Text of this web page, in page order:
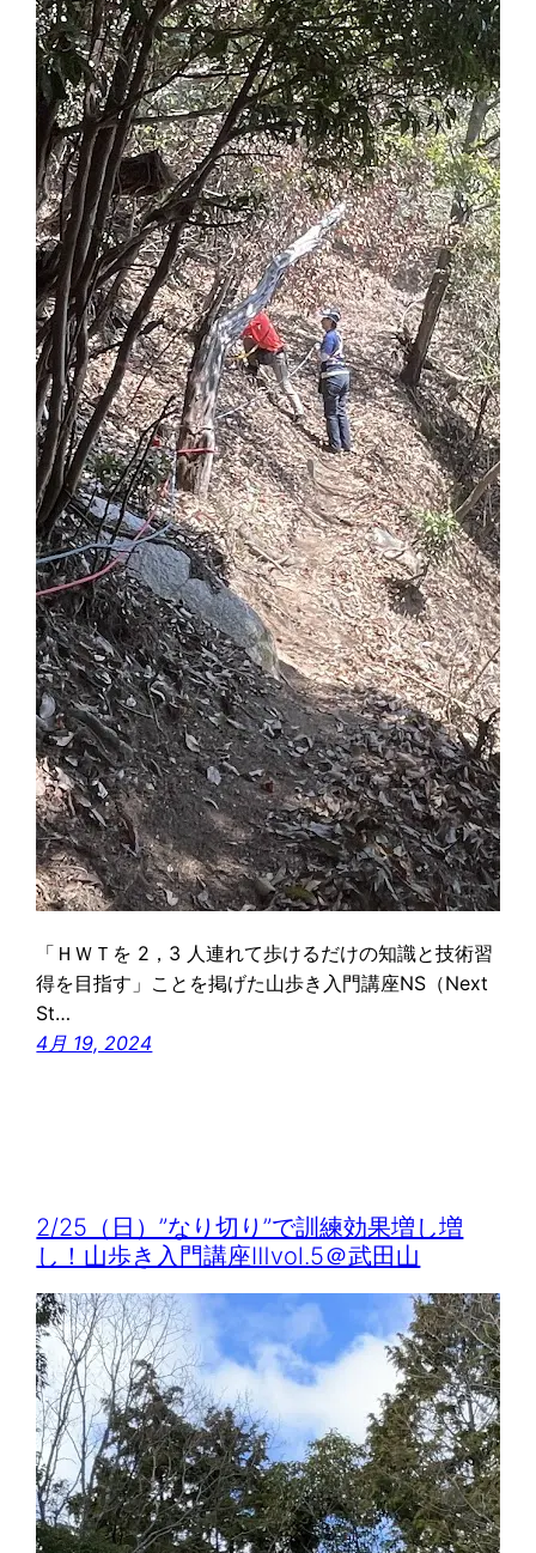
「ＨＷＴを 2，3 人連れて歩けるだけの知識と技術習
得を目指す」ことを掲げた山歩き入門講座NS（Next
St…
4月 19, 2024
2/25（日）”なり切り”で訓練効果増し増
し！山歩き入門講座Ⅲvol.5＠武田山